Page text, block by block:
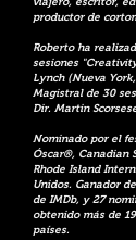
productor de
Roberto ha
sesiones
Lynch (Nueva
Magistral de 30
Dir. Martin
Nominado por el
Óscar®, Canadian
Rhode Island
Unidos. Ganador
de IMDb, y 27
obtenido más de
países.